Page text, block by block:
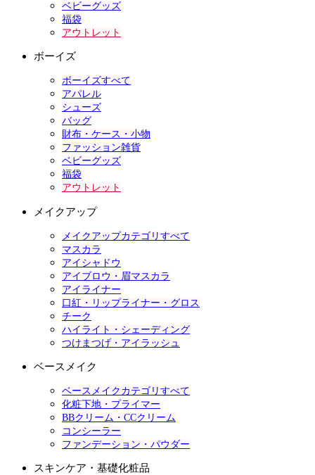
ベビーグッズ
福袋
アウトレット
ボーイズ
ボーイズすべて
アパレル
シューズ
バッグ
財布・ケース・小物
ファッション雑貨
ベビーグッズ
福袋
アウトレット
メイクアップ
メイクアップカテゴリすべて
マスカラ
アイシャドウ
アイブロウ・眉マスカラ
アイライナー
口紅・リップライナー・グロス
チーク
ハイライト・シェーディング
つけまつげ・アイラッシュ
ベースメイク
ベースメイクカテゴリすべて
化粧下地・プライマー
BBクリーム・CCクリーム
コンシーラー
ファンデーション・パウダー
スキンケア・基礎化粧品